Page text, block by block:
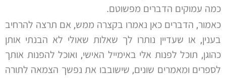
כמה עמוקים הדברים מפשוטם.
כאמור, הדברים כאן נאמרו בקצרה ממש, אם תרצה להרחיב
בענין, או שעדיין נותרו לך שאלות שאולי לא הבנתי אותן
כהוגן, תוכל לפנות אלי באימייל האישי, ואוכל להפנות אותך
לספרים ומאמרים שונים, שישובבו את נפשך הצמאה לתורה